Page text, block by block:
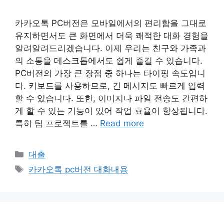
카카오톡 PC버전은 모바일에서의 편리함을 그대로
유지하면서도 큰 화면에서 더욱 쾌적한 대화 경험을
알려알려드리겠습니다. 이제 우리는 친구와 가족과
의 소통을 데스크톱에서도 쉽게 즐길 수 있습니다.
PC버전의 가장 큰 장점 중 하나는 타이핑 속도입니
다. 키보드를 사용하므로, 긴 메시지도 빠르게 입력
할 수 있습니다. 또한, 이미지나 파일 전송도 간편하
게 할 수 있는 기능이 있어 작업 효율이 향상됩니다.
특히 팀 프로젝트를 … Read more
Categories
대출
Tags
카카오톡 pc버전 대화내용